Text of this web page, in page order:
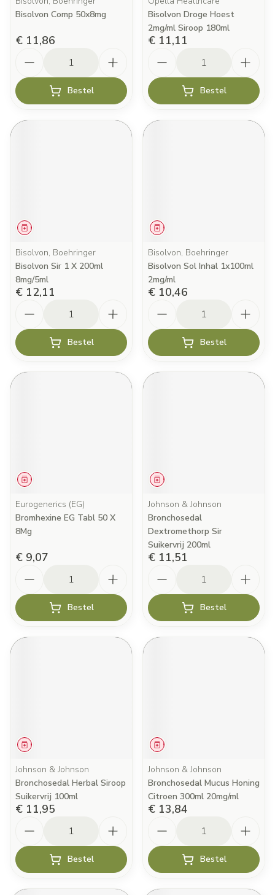
Bisolvon Comp 50x8mg
€ 11,86
Bestel
Bisolvon Droge Hoest
2mg/ml Siroop 180ml
€ 11,11
Bestel
Geneesmiddel
Bisolvon, Boehringer
Bisolvon Sir 1 X 200ml
8mg/5ml
€ 12,11
Bestel
Geneesmiddel
Bisolvon, Boehringer
Bisolvon Sol Inhal 1x100ml
2mg/ml
€ 10,46
Bestel
Geneesmiddel
Eurogenerics (EG)
Bromhexine EG Tabl 50 X
8Mg
€ 9,07
Bestel
Geneesmiddel
Johnson & Johnson
Bronchosedal
Dextromethorp Sir
Suikervrij 200ml
€ 11,51
Bestel
Geneesmiddel
Johnson & Johnson
Bronchosedal Herbal Siroop
Suikervrij 100ml
€ 11,95
Bestel
Geneesmiddel
Johnson & Johnson
Bronchosedal Mucus Honing
Citroen 300ml 20mg/ml
€ 13,84
Bestel